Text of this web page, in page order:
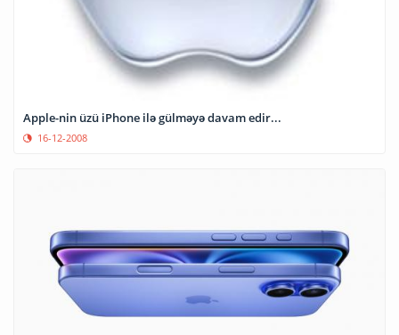
Apple-nin üzü iPhone ilə gülməyə davam edir...
16-12-2008